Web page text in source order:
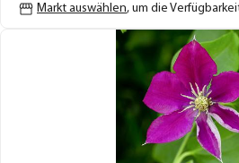
Markt auswählen, um die